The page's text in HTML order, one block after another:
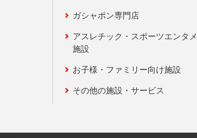
ガシャポン専門店
アスレチック・スポーツエンタメ
施設
お子様・ファミリー向け施設
その他の施設・サービス